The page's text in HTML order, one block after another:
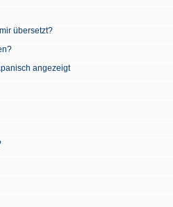
übersetzt?
angezeigt